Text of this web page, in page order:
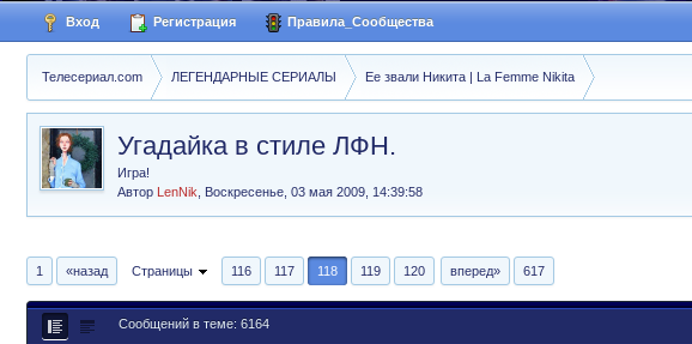
Вход Регистрация Правила_Сообщества
Телесериал.com ЛЕГЕНДАРНЫЕ СЕРИАЛЫ Ее звали Никита | La Femme Nikita
Угадайка в стиле ЛФН.
Игра!
Автор LenNik Воскресенье, 03 мая 2009, 14:39:58
1 «назад Страницы 116 117 118 119 120 вперед» 617
Сообщений в теме: 6164